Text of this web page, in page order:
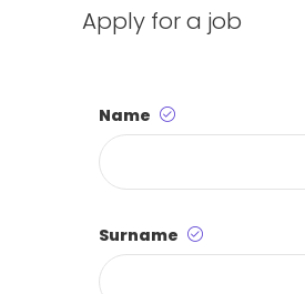
Apply for a job
Name
Surname